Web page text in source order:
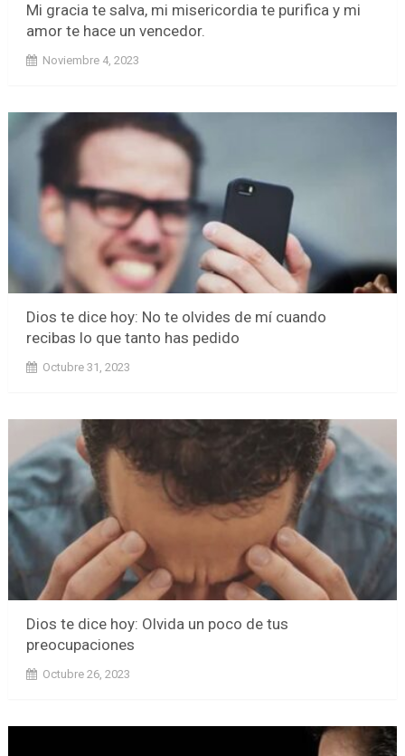
Mi gracia te salva, mi misericordia te purifica y mi
amor te hace un vencedor.
Noviembre 4, 2023
Dios te dice hoy: No te olvides de mí cuando
recibas lo que tanto has pedido
Octubre 31, 2023
Dios te dice hoy: Olvida un poco de tus
preocupaciones
Octubre 26, 2023